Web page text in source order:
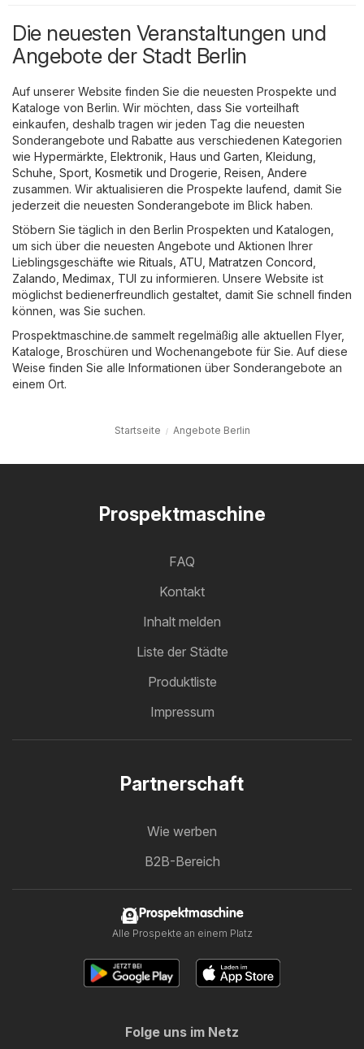
Die neuesten Veranstaltungen und
Angebote der Stadt Berlin
Auf unserer Website finden Sie die neuesten Prospekte und
Kataloge von Berlin. Wir möchten, dass Sie vorteilhaft
einkaufen, deshalb tragen wir jeden Tag die neuesten
Sonderangebote und Rabatte aus verschiedenen Kategorien
wie Hypermärkte Elektronik Haus und Garten Kleidung,
Schuhe, Sport Kosmetik und Drogerie Reisen Andere
zusammen. Wir aktualisieren die Prospekte laufend, damit Sie
jederzeit die neuesten Sonderangebote im Blick haben.
Stöbern Sie täglich in den Berlin Prospekten und Katalogen,
um sich über die neuesten Angebote und Aktionen Ihrer
Lieblingsgeschäfte wie Rituals ATU Matratzen Concord
Zalando Medimax TUI zu informieren. Unsere Website ist
möglichst bedienerfreundlich gestaltet, damit Sie schnell finden
können, was Sie suchen.
Prospektmaschine.de sammelt regelmäßig alle aktuellen Flyer,
Kataloge, Broschüren und Wochenangebote für Sie. Auf diese
Weise finden Sie alle Informationen über Sonderangebote an
einem Ort.
Startseite Angebote Berlin
Prospektmaschine
FAQ
Kontakt
Inhalt melden
Liste der Städte
Produktliste
Impressum
Partnerschaft
Wie werben
B2B-Bereich
Prospektmaschine
Alle Prospekte an einem Platz
Folge uns im Netz